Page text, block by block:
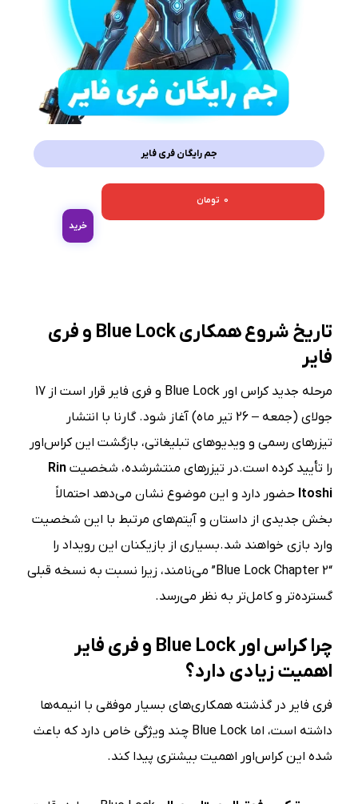
جم رایگان فری فایر
0 تومان
خرید
تاریخ شروع همکاری Blue Lock و فری
فایر
مرحله جدید کراس اور Blue Lock و فری فایر قرار است از 17
جولای (جمعه – 26 تیر ماه) آغاز شود. گارنا با انتشار
تیزرهای رسمی و ویدیوهای تبلیغاتی، بازگشت این کراس‌اور
را تأیید کرده است.در تیزرهای منتشرشده، شخصیتRin
Itoshi حضور دارد و این موضوع نشان می‌دهد احتمالاً
بخش جدیدی از داستان و آیتم‌های مرتبط با این شخصیت
وارد بازی خواهند شد.بسیاری از بازیکنان این رویداد را
“Blue Lock Chapter 2” می‌نامند، زیرا نسبت به نسخه قبلی
گسترده‌تر و کامل‌تر به نظر می‌رسد.
چرا کراس اور Blue Lock و فری فایر
اهمیت زیادی دارد؟
فری فایر در گذشته همکاری‌های بسیار موفقی با انیمه‌ها
داشته است، اما Blue Lock چند ویژگی خاص دارد که باعث
شده این کراس‌اور اهمیت بیشتری پیدا کند.